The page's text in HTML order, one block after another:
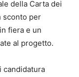
della Carta dei
sconto per
fiera e un
al progetto.
candidatura